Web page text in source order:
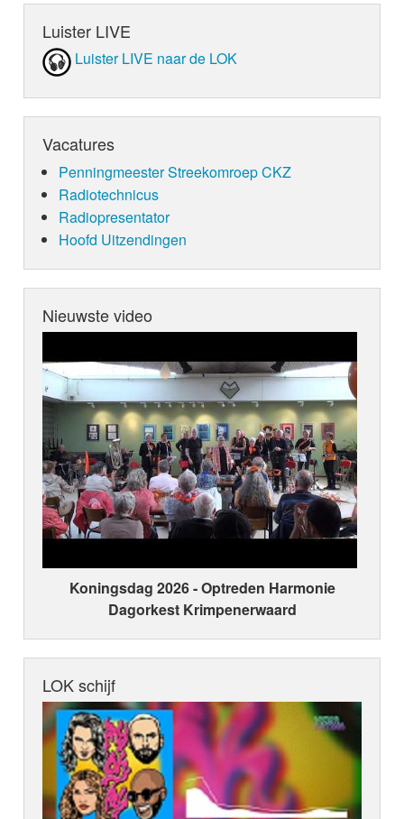
Luister LIVE
Luister LIVE naar de LOK
Vacatures
Penningmeester Streekomroep CKZ
Radiotechnicus
Radiopresentator
Hoofd Uitzendingen
Nieuwste video
Koningsdag 2026 ‑ Optreden Harmonie
Dagorkest Krimpenerwaard
LOK schijf